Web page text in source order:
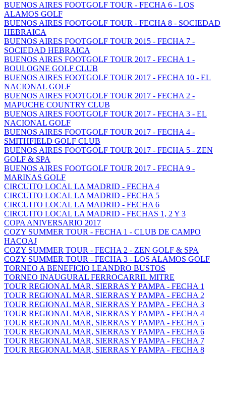
BUENOS AIRES FOOTGOLF TOUR - FECHA 6 - LOS
ALAMOS GOLF
BUENOS AIRES FOOTGOLF TOUR - FECHA 8 - SOCIEDAD
HEBRAICA
BUENOS AIRES FOOTGOLF TOUR 2015 - FECHA 7 -
SOCIEDAD HEBRAICA
BUENOS AIRES FOOTGOLF TOUR 2017 - FECHA 1 -
BOULOGNE GOLF CLUB
BUENOS AIRES FOOTGOLF TOUR 2017 - FECHA 10 - EL
NACIONAL GOLF
BUENOS AIRES FOOTGOLF TOUR 2017 - FECHA 2 -
MAPUCHE COUNTRY CLUB
BUENOS AIRES FOOTGOLF TOUR 2017 - FECHA 3 - EL
NACIONAL GOLF
BUENOS AIRES FOOTGOLF TOUR 2017 - FECHA 4 -
SMITHFIELD GOLF CLUB
BUENOS AIRES FOOTGOLF TOUR 2017 - FECHA 5 - ZEN
GOLF & SPA
BUENOS AIRES FOOTGOLF TOUR 2017 - FECHA 9 -
MARINAS GOLF
CIRCUITO LOCAL LA MADRID - FECHA 4
CIRCUITO LOCAL LA MADRID - FECHA 5
CIRCUITO LOCAL LA MADRID - FECHA 6
CIRCUITO LOCAL LA MADRID - FECHAS 1, 2 Y 3
COPA ANIVERSARIO 2017
COZY SUMMER TOUR - FECHA 1 - CLUB DE CAMPO
HACOAJ
COZY SUMMER TOUR - FECHA 2 - ZEN GOLF & SPA
COZY SUMMER TOUR - FECHA 3 - LOS ALAMOS GOLF
TORNEO A BENEFICIO LEANDRO BUSTOS
TORNEO INAUGURAL FERROCARRIL MITRE
TOUR REGIONAL MAR, SIERRAS Y PAMPA - FECHA 1
TOUR REGIONAL MAR, SIERRAS Y PAMPA - FECHA 2
TOUR REGIONAL MAR, SIERRAS Y PAMPA - FECHA 3
TOUR REGIONAL MAR, SIERRAS Y PAMPA - FECHA 4
TOUR REGIONAL MAR, SIERRAS Y PAMPA - FECHA 5
TOUR REGIONAL MAR, SIERRAS Y PAMPA - FECHA 6
TOUR REGIONAL MAR, SIERRAS Y PAMPA - FECHA 7
TOUR REGIONAL MAR, SIERRAS Y PAMPA - FECHA 8